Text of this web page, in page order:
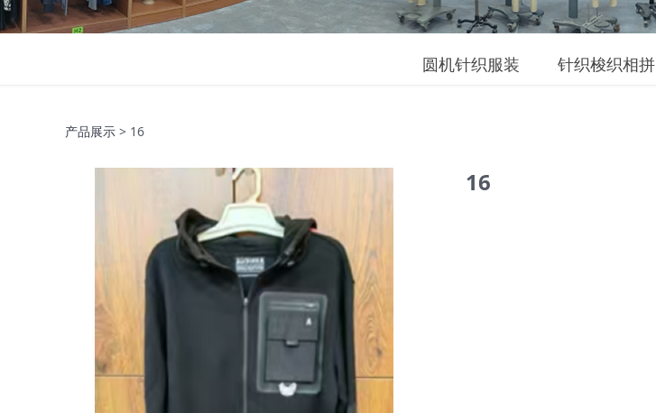
圆机针织服装 针织梭织相拼
产品展示 > 16
16